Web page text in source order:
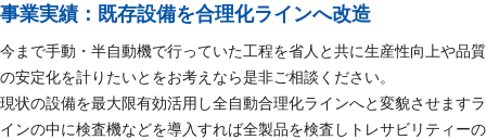
事業実績：既存設備を合理化ラインへ改造
今まで手動・半自動機で行っていた工程を省人と共に生産性向上や品質
の安定化を計りたいとをお考えなら是非ご相談ください。
現状の設備を最大限有効活用し全自動合理化ラインへと変貌させますラ
インの中に検査機などを導入すれば全製品を検査しトレサビリティーの